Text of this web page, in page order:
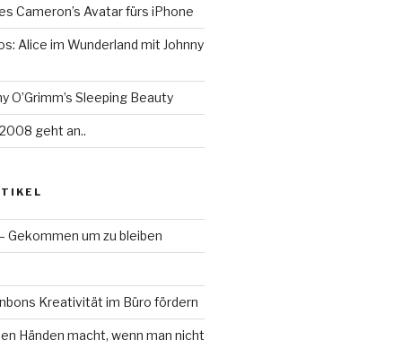
Cameron’s Avatar fürs iPhone
Alice im Wunderland mit Johnny
O’Grimm’s Sleeping Beauty
geht an..
Gekommen um zu bleiben
Kreativität im Büro fördern
Händen macht, wenn man nicht